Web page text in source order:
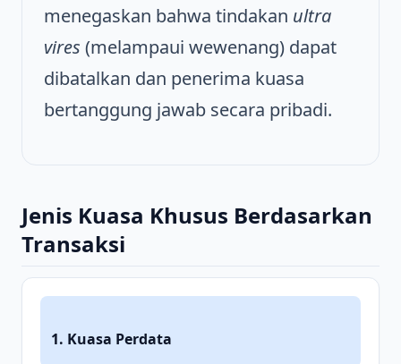
menegaskan bahwa tindakan ultra
vires (melampaui wewenang) dapat
dibatalkan dan penerima kuasa
bertanggung jawab secara pribadi.
Jenis Kuasa Khusus Berdasarkan
Transaksi
1. Kuasa Perdata